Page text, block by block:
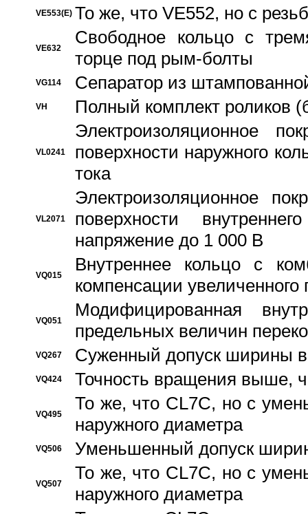
VE553(E) То же, что VE552, но с
VE632
Свободное кольцо с
торце под рым-болты
VG114 Сепаратор из
VH Полный комплект роликов
VL0241
Электроизоляционное
поверхности наружного
тока
VL2071
Электроизоляционное
поверхности
напряжение до 1 000 В
VQ015
Bнутреннее кольцо с
компенсации увеличенного
VQ051
Модифицированная
предельных величин
VQ267 Суженный допуск ширины
VQ424 Точность вращения выше,
VQ495
То же, что CL7C, но с
наружного диаметра
VQ506 Уменьшенный допуск
VQ507
То же, что CL7C, но с
наружного диаметра